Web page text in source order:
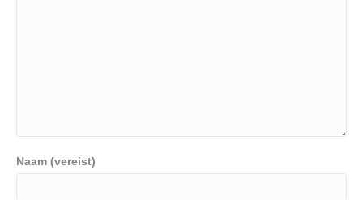
Naam (vereist)